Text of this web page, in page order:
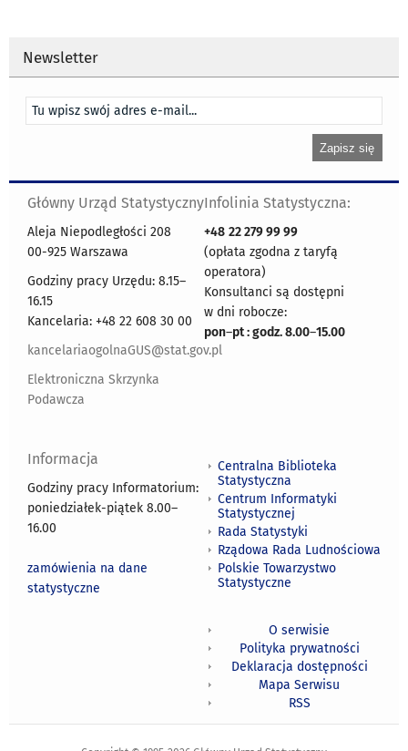
Newsletter
Główny Urząd Statystyczny
Aleja Niepodległości 208
00-925 Warszawa
Godziny pracy Urzędu: 8.15–
16.15
Kancelaria: +48 22 608 30 00
kancelariaogolnaGUS@stat.gov.pl
Elektroniczna Skrzynka
Podawcza
Infolinia Statystyczna:
+48 22 279 99 99
(opłata zgodna z taryfą
operatora)
Konsultanci są dostępni
w dni robocze:
pon–pt : godz. 8.00–15.00
Informacja
Godziny pracy Informatorium:
poniedziałek-piątek 8.00–
16.00
zamówienia na dane
statystyczne
Centralna Biblioteka
Statystyczna
Centrum Informatyki
Statystycznej
Rada Statystyki
Rządowa Rada Ludnościowa
Polskie Towarzystwo
Statystyczne
O serwisie
Polityka prywatności
Deklaracja dostępności
Mapa Serwisu
RSS